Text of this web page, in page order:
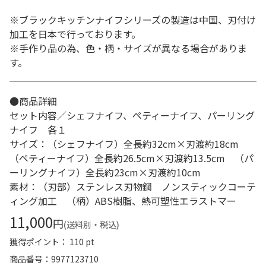
※ブラックキッチンナイフシリーズの製造は中国、刃付け
加工を日本で行っております。
※手作り品の為、色・柄・サイズが異なる場合がありま
す。
●商品詳細
セット内容／シェフナイフ、ペティーナイフ、パーリング
ナイフ 各１
サイズ：（シェフナイフ）全長約32cm×刃渡約18cm
（ペティーナイフ）全長約26.5cm×刃渡約13.5cm （パ
ーリングナイフ）全長約23cm×刃渡約10cm
素材：（刃部）ステンレス刃物鋼 ノンスティックコーテ
ィング加工 （柄）ABS樹脂、熱可塑性エラストマー
11,000円(送料別・税込)
獲得ポイント： 110 pt
商品番号
9977123710